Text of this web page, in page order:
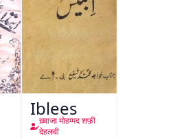
Iblees
ख़्वाजा मोहम्मद शफ़ी
देहलवी